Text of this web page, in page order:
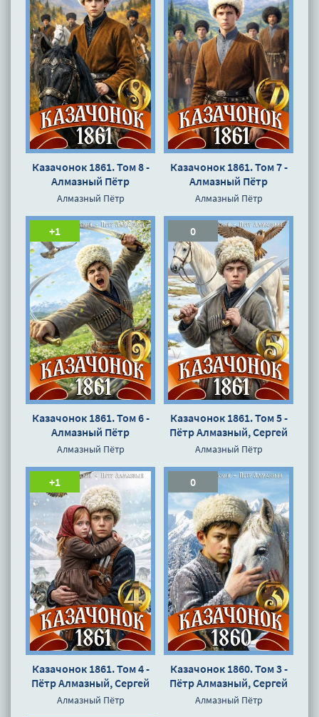
Казачонок 1861. Том 8 -
Алмазный Пётр
Алмазный Пётр
Казачонок 1861. Том 7 -
Алмазный Пётр
Алмазный Пётр
+1
Казачонок 1861. Том 6 -
Алмазный Пётр
Алмазный Пётр
0
Казачонок 1861. Том 5 -
Пётр Алмазный, Сергей
Насоновский
Алмазный Пётр
+1
Казачонок 1861. Том 4 -
Пётр Алмазный, Сергей
Насоновский
Алмазный Пётр
0
Казачонок 1860. Том 3 -
Пётр Алмазный, Сергей
Насоновский
Алмазный Пётр